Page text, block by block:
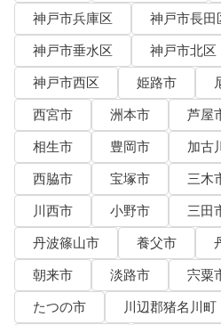
神戸市兵庫区
神戸市長田
神戸市垂水区
神戸市北区
神戸市西区
姫路市
西宮市
洲本市 芦屋
相生市
豊岡市 加古
西脇市
宝塚市 三木
川西市
小野市 三田
丹波篠山市
養父市
朝来市
淡路市 宍粟
たつの市
川辺郡猪名川町